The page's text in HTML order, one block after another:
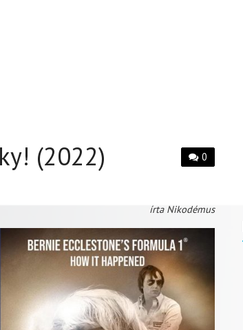
0
(2022)
írta Nikodémus